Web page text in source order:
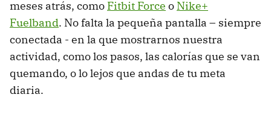
meses atrás, como Fitbit Force o Nike+
Fuelband. No falta la pequeña pantalla – siempre
conectada - en la que mostrarnos nuestra
actividad, como los pasos, las calorías que se van
quemando, o lo lejos que andas de tu meta
diaria.